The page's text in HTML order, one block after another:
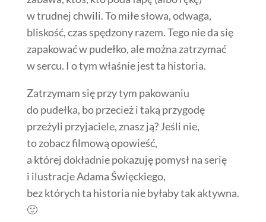
w trudnej chwili. To miłe słowa, odwaga,
bliskość, czas spędzony razem. Tego nie da się
zapakować w pudełko, ale można zatrzymać
w sercu. I o tym właśnie jest ta historia.
Zatrzymam się przy tym pakowaniu
do pudełka, bo przecież i taką przygodę
przeżyli przyjaciele, znasz ją? Jeśli nie,
to zobacz filmową opowieść,
a której dokładnie pokazuję pomysł na serię
i ilustracje Adama Święckiego,
bez których ta historia nie byłaby tak aktywna.
🙂